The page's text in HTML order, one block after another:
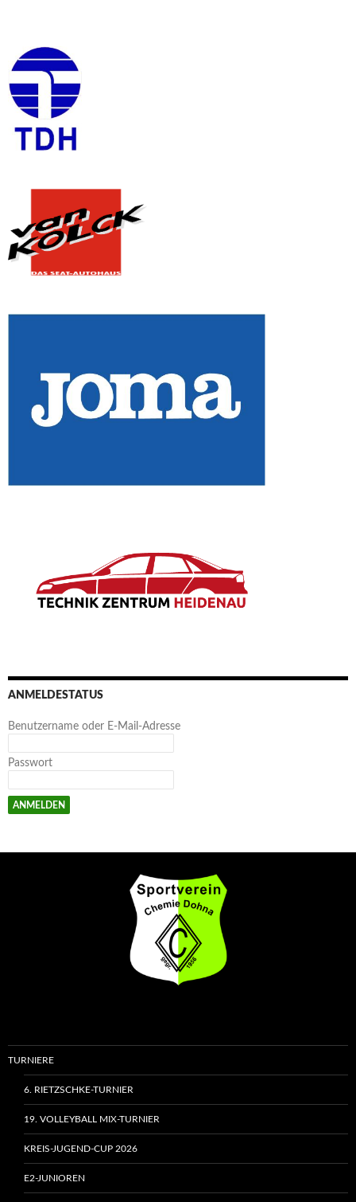
ANMELDESTATUS
Benutzername oder E-Mail-Adresse
Passwort
TURNIERE
6. RIETZSCHKE-TURNIER
19. VOLLEYBALL MIX-TURNIER
KREIS-JUGEND-CUP 2026
E2-JUNIOREN